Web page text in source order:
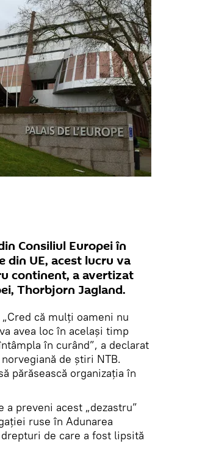
Consiliul Europei în
din UE, acest lucru va
continent, a avertizat
Thorbjorn Jagland.
„Cred că mulți oameni nu
avea loc în același timp
în curând”, a declarat
de știri NTB.
părăsească organizația în
preveni acest „dezastru”
ruse în Adunarea
de care a fost lipsită